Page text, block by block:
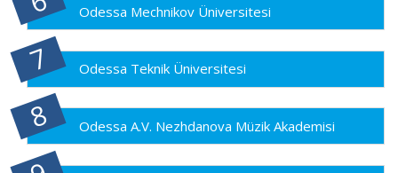
Odessa Mechnikov Üniversitesi
Odessa Teknik Üniversitesi
Odessa A.V. Nezhdanova Müzik Akademisi